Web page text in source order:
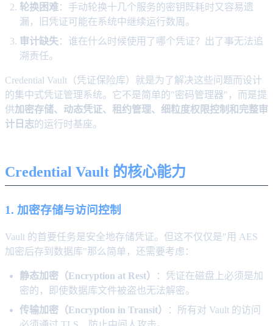
轮换困难：手动轮换十几个服务的密钥既耗时又容易遗
漏，旧凭证可能在系统中继续运行数周。
审计缺失：谁在什么时候使用了哪个凭证？出了事无法追
溯责任。
Credential Vault（凭证保险库）就是为了解决这些问题而设计
的集中式凭证管理系统。它不是简单的"密码管理器"，而是提
供加密存储、动态凭证、租约管理、细粒度权限控制和完整审
计日志的运行时基座。
Credential Vault 的核心能力
1. 加密存储与访问控制
Vault 的首要任务是安全地存储凭证。但这不仅仅是"用 AES
加密后存到数据库"那么简单，还需要考虑：
静态加密（Encryption at Rest）
：凭证在磁盘上必须是加
密的，即使数据库文件被盗也无法解密。
传输加密（Encryption in Transit）
：所有对 Vault 的访问